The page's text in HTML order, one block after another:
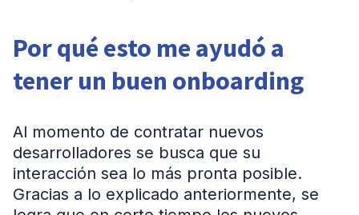
Por qué esto me ayudó a
tener un buen onboarding
Al momento de contratar nuevos
desarrolladores se busca que su
interacción sea lo más pronta posible.
Gracias a lo explicado anteriormente, se